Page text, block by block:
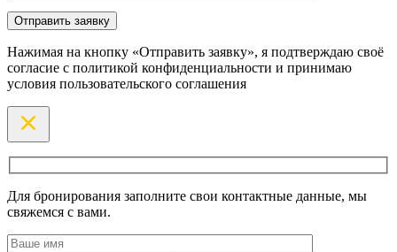
Нажимая на кнопку «Отправить заявку», я подтверждаю своё
согласие с политикой конфиденциальности и принимаю
условия пользовательского соглашения
Для бронирования заполните свои контактные данные, мы
свяжемся с вами.